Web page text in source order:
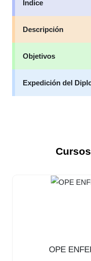
Índice
Descripción
Objetivos
Expedición del
OPE